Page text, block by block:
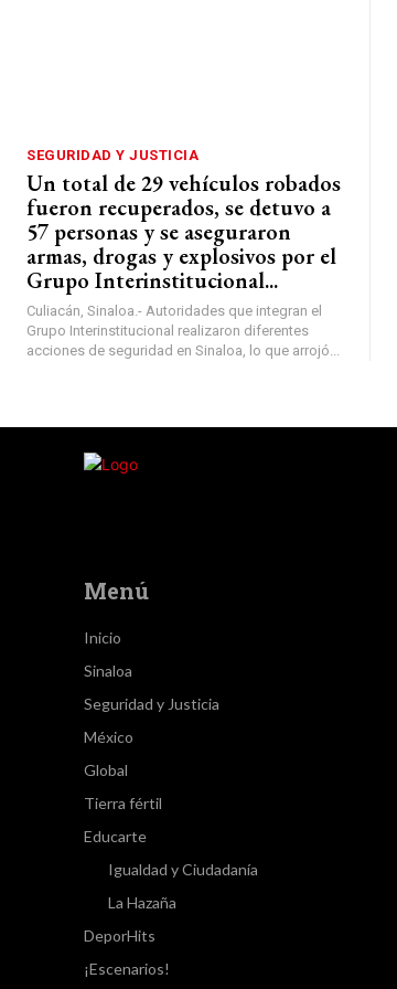
SEGURIDAD Y JUSTICIA
Un total de 29 vehículos robados
fueron recuperados, se detuvo a
57 personas y se aseguraron
armas, drogas y explosivos por el
Grupo Interinstitucional...
Culiacán, Sinaloa.- Autoridades que integran el
Grupo Interinstitucional realizaron diferentes
acciones de seguridad en Sinaloa, lo que arrojó...
Menú
Inicio
Sinaloa
Seguridad y Justicia
México
Global
Tierra fértil
Educarte
Igualdad y Ciudadanía
La Hazaña
DeporHits
¡Escenarios!